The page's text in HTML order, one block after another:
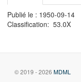
Publié le : 1950-09-14
Classification: 53.0X
© 2019 - 2026 MDML